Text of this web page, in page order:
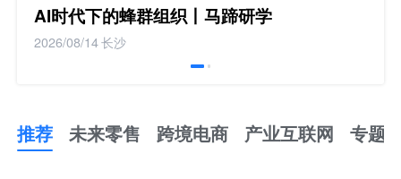
AI时代下的蜂群组织丨马蹄研学
2026/08/14长沙
推荐 未来零售 跨境电商 产业互联网 专题